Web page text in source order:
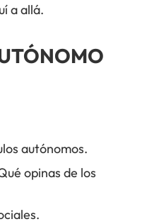
a allá.
autónomos.
opinas de los